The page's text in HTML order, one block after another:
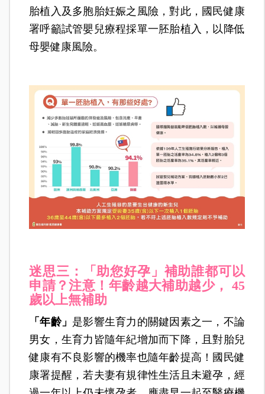
胎植入及多胞胎妊娠之風險，對此，國民健康
署呼籲試管嬰兒療程採單一胚胎植入，以降低
母嬰健康風險。
迷思三：「助您好孕」補助誰都可以
申請？注意！年齡越大補助越少， 45
歲以上無補助
「年齡」 是影響生育力的關鍵因素之一，不論
男女，生育力皆隨年紀增加而下降，且對胎兒
健康有不良影響的機率也隨年齡提高！國民健
康署提醒，若夫妻有規律性生活且未避孕，經